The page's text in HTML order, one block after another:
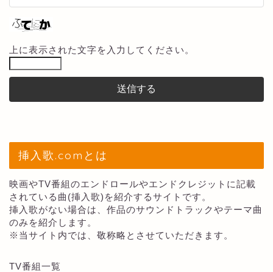
上に表示された文字を入力してください。
挿入歌.comとは
映画やTV番組のエンドロールやエンドクレジットに記載
されている曲(挿入歌)を紹介するサイトです。
挿入歌がない場合は、作品のサウンドトラックやテーマ曲
のみを紹介します。
※当サイト内では、敬称略とさせていただきます。
TV番組一覧